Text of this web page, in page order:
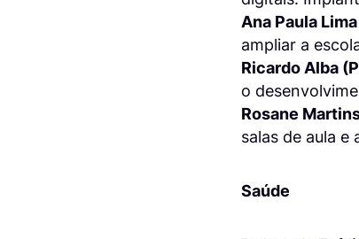
Ana Paula
ampliar a
Ricardo Alba
o
Rosane
salas de aula
Saúde